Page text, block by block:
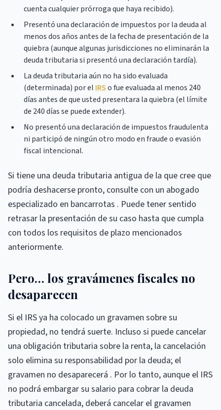
cuenta cualquier prórroga que haya recibido).
Presentó una declaración de impuestos por la deuda al
menos dos años antes de la fecha de presentación de la
quiebra (aunque algunas jurisdicciones no eliminarán la
deuda tributaria si presentó una declaración tardía).
La deuda tributaria aún no ha sido evaluada
(determinada) por el IRSo fue evaluada al menos 240
días antes de que usted presentara la quiebra (el límite
de 240 días se puede extender).
No presentó una declaración de impuestos fraudulenta
ni participó de ningún otro modo en fraude o evasión
fiscal intencional.
Si tiene una deuda tributaria antigua de la que cree que
podría deshacerse pronto, consulte con un abogado
especializado en bancarrotas . Puede tener sentido
retrasar la presentación de su caso hasta que cumpla
con todos los requisitos de plazo mencionados
anteriormente.
Pero… los gravámenes fiscales no
desaparecen
Si el IRS ya ha colocado un gravamen sobre su
propiedad, no tendrá suerte. Incluso si puede cancelar
una obligación tributaria sobre la renta, la cancelación
solo elimina su responsabilidad por la deuda; el
gravamen no desaparecerá . Por lo tanto, aunque el IRS
no podrá embargar su salario para cobrar la deuda
tributaria cancelada, deberá cancelar el gravamen